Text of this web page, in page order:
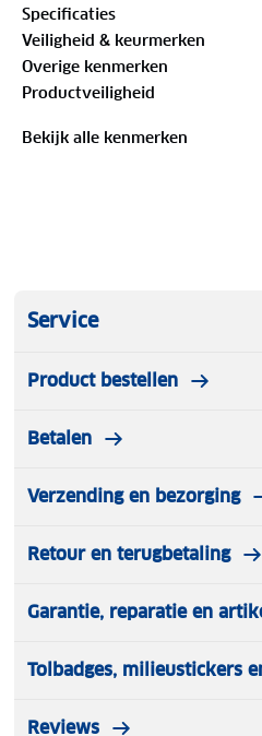
Specificaties
Veiligheid & keurmerken
Overige kenmerken
Productveiligheid
Bekijk alle kenmerken
Service
Product bestellen
Betalen
Verzending en bezorging
Retour en terugbetaling
Garantie, reparatie en
Tolbadges, milieustickers
Reviews